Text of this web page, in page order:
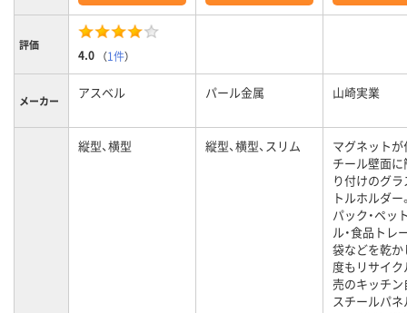
評価
4.0 （1件）
メーカー アスベル パール金属 山崎実業
縦型、横型 縦型、横型、スリム
マグネット
チール壁面
り付けのグ
トルホルダー
パック・ペッ
ル・食品トレ
袋などを乾か
度もリサイク
売のキッチ
スチールパネ